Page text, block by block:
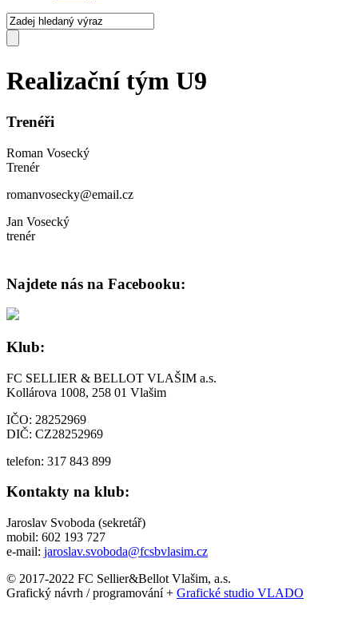
Realizační tým U9
Trenéři
Roman Vosecký
Trenér
romanvosecky@email.cz
Jan Vosecký
trenér
Najdete nás na Facebooku:
Klub:
FC SELLIER & BELLOT VLAŠIM a.s.
Kollárova 1008, 258 01 Vlašim
IČO: 28252969
DIČ: CZ28252969
telefon: 317 843 899
Kontakty na klub:
Jaroslav Svoboda (sekretář)
mobil: 602 193 727
e-mail: jaroslav.svoboda@fcsbvlasim.cz
© 2017-2022 FC Sellier&Bellot Vlašim, a.s.
Grafický návrh / programování + Grafické studio VLADO